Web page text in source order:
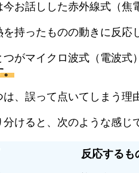
お話しした赤外線式（焦
を持ったものの動きに反応
つがマイクロ波式（電波
。
は、誤って点いてしまう理
分けると、次のような感じ
反応するも